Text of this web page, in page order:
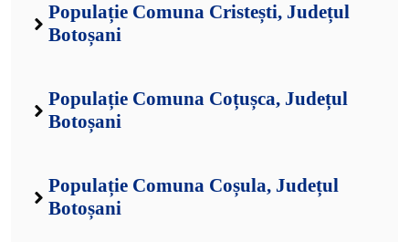
Populație Comuna Cristești, Județul
Botoșani
Populație Comuna Coțușca, Județul
Botoșani
Populație Comuna Coșula, Județul
Botoșani